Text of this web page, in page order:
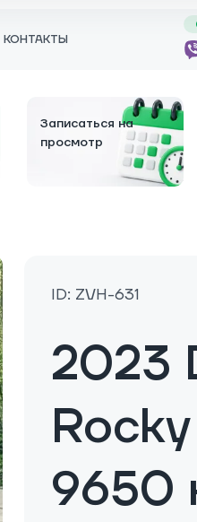
КОНТАКТЫ
Записаться на
просмотр
ID: ZVH-631
2023
9650